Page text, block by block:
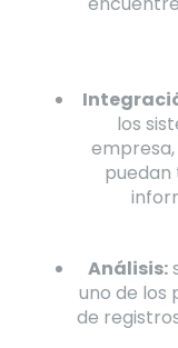
los
puedan
Análisis:
uno de los
de